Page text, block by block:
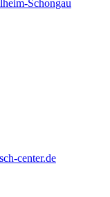
Schongau
center.de